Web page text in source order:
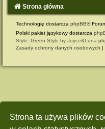
Strona ta używa plików
Strona główna
Technologię dostarcza phpBB®
Polski pakiet językowy dostarcza
Style: Green-Style by Joyce&Luna
Zasady ochrony danych osobowych |